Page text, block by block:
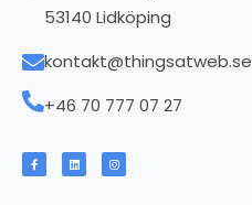
53140 Lidköping
kontakt@thingsatweb.se
+46 70 777 07 27